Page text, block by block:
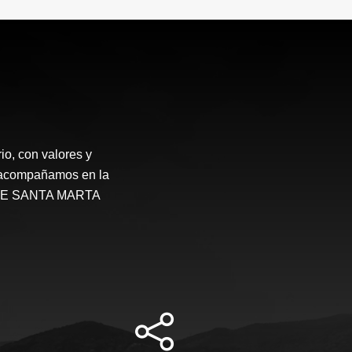
con valores y
en la
SANTA MARTA